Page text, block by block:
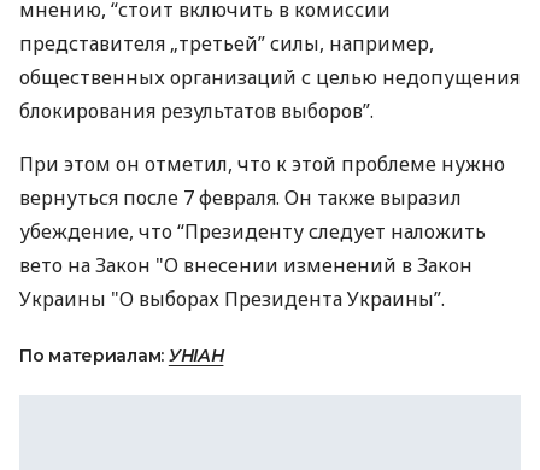
мнению, “стоит включить в комиссии
представителя „третьей” силы, например,
общественных организаций с целью недопущения
блокирования результатов выборов”.
При этом он отметил, что к этой проблеме нужно
вернуться после 7 февраля. Он также выразил
убеждение, что “Президенту следует наложить
вето на Закон "О внесении изменений в Закон
Украины "О выборах Президента Украины”.
По материалам: УНІАН